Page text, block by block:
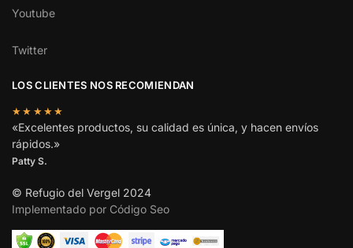
Youtube
Twitter
LOS CLIENTES NOS RECOMIENDAN
★★★★★
«Excelentes productos, su calidad es única, y hacen envíos
rápidos.»
Patty S.
© Refugio del Vergel 2024
Implementado por Código Seo